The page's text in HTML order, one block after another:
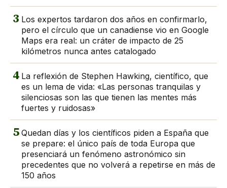
3 Los expertos tardaron dos años en confirmarlo,
pero el círculo que un canadiense vio en Google
Maps era real: un cráter de impacto de 25
kilómetros nunca antes catalogado
4 La reflexión de Stephen Hawking, científico, que
es un lema de vida: «Las personas tranquilas y
silenciosas son las que tienen las mentes más
fuertes y ruidosas»
5 Quedan días y los científicos piden a España que
se prepare: el único país de toda Europa que
presenciará un fenómeno astronómico sin
precedentes que no volverá a repetirse en más de
150 años